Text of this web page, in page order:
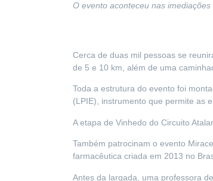
O evento aconteceu nas
Cerca de duas mil pessoas se
de 5 e 10 km, além de uma
Toda a estrutura do evento foi
(LPIE), instrumento que permite as
A etapa de Vinhedo do Circuito
Também patrocinam o evento
farmacêutica criada em 2013 no
Antes da largada, uma professora